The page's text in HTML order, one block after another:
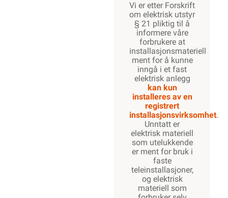
600
mm
Vi er etter Forskrift
om elektrisk utstyr
§ 21 pliktig til å
informere våre
forbrukere at
installasjonsmateriell
ment for å kunne
inngå i et fast
elektrisk anlegg
kan kun
installeres av en
registrert
installasjonsvirksomhet.
Unntatt er
elektrisk materiell
som utelukkende
er ment for bruk i
faste
teleinstallasjoner,
og elektrisk
materiell som